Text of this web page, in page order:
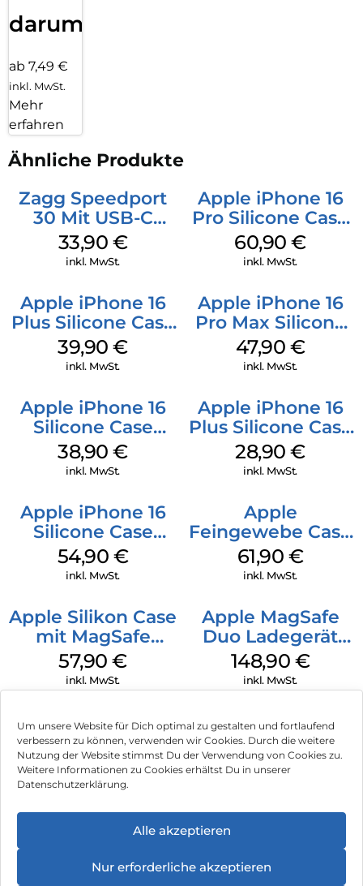
Um unsere Website für Dich optimal zu gestalten und fortlaufend
verbessern zu können, verwenden wir Cookies. Durch die weitere
Nutzung der Website stimmst Du der Verwendung von Cookies zu.
Weitere Informationen zu Cookies erhältst Du in unserer
Datenschutzerklärung.
Alle akzeptieren
Nur erforderliche akzeptieren
darum!
ab 7,49 €
inkl. MwSt.
Mehr
erfahren
Ähnliche Produkte
Zagg Speedport
30 Mit USB-C
Kabel Weiß
33,90 €
inkl. MwSt.
Apple iPhone 16
Pro Silicone Case
MagSafe Stone
Gray
60,90€
inkl. MwSt.
Apple iPhone 16
Plus Silicone Case
MagSafe Plum
39,90€
inkl. MwSt.
Apple iPhone 16
Pro Max Silicone
Case MagSafe
Black
47,90 €
inkl. MwSt.
Apple iPhone 16
Silicone Case
MagSafe
Ultramarine
38,90€
inkl. MwSt.
Apple iPhone 16
Plus Silicone Case
MagSafe Black
28,90€
inkl. MwSt.
Apple iPhone 16
Silicone Case
MagSafe Black
54,90 €
inkl. MwSt.
Apple
Feingewebe Case
iPhone 15 Pro
MagSafe Schwarz
61,90 €
inkl. MwSt.
Apple Silikon Case
mit MagSafe
iPhone 14 Pro
(PRODUCT)RED
57,90€
inkl. MwSt.
Apple MagSafe
Duo Ladegerät
Weiß
148,90 €
inkl. MwSt.
Impressum